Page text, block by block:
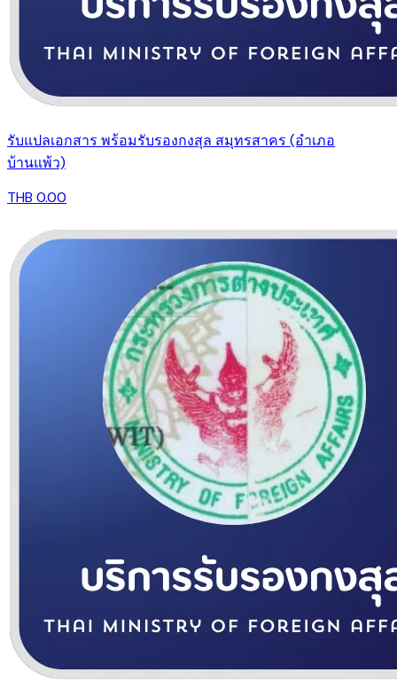
รับแปลเอกสาร พร้อมรับรองกงสุล สมุทรสาคร (อำเภอ
บ้านแพ้ว)
THB 0.00